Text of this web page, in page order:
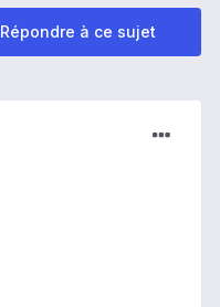
Répondre à ce sujet